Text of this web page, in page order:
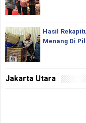
Hasil
Menang Di
Jakarta Utara